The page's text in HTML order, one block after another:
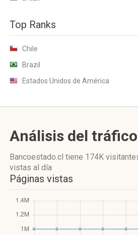
Top Ranks
Chile
Brazil
Estados Unidos de América
Análisis del tráfico
Bancoestado.cl tiene 174K
vistas al día
Páginas vistas